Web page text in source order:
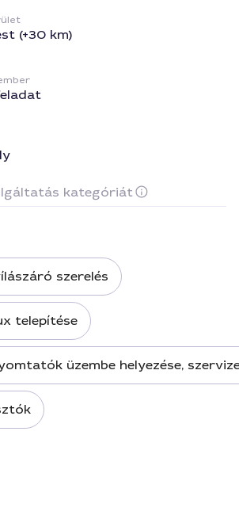
(+30 km)
kategóriát
szerelés
telepítése
üzembe helyezése,